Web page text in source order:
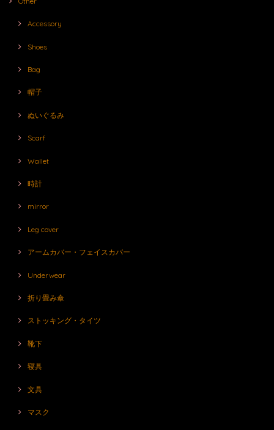
Accessory
Shoes
Bag
帽子
ぬいぐるみ
Scarf
Wallet
時計
mirror
Leg cover
アームカバー・フェイスカバー
Underwear
折り畳み傘
ストッキング・タイツ
靴下
寝具
文具
マスク